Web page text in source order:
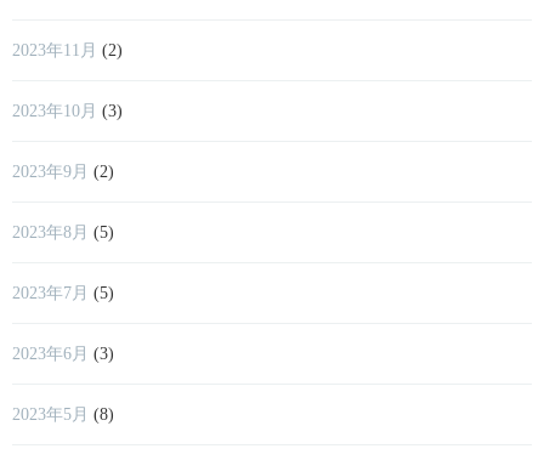
2023年11月 (2)
2023年10月 (3)
2023年9月 (2)
2023年8月 (5)
2023年7月 (5)
2023年6月 (3)
2023年5月 (8)